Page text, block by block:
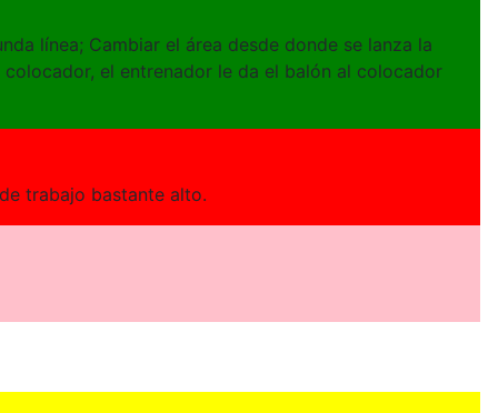
línea; Cambiar el área desde donde se lanza la
el entrenador le da el balón al colocador
trabajo bastante alto.